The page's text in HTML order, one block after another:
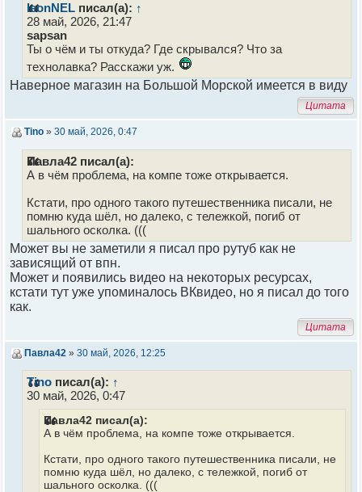
leonNEL писал(а): ↑
28 май, 2026, 21:47
sapsan
Ты о чём и ты откуда? Где скрывался? Что за
технолавка? Расскажи уж.
Наверное магазин на Большой Морской имеется в виду
Цитата
Tino » 30 май, 2026, 0:47
Павла42 писал(а):
А в чём проблема, на компе тоже открывается.
Кстати, про одного такого путешественника писали, не
помню куда шёл, но далеко, с тележкой, погиб от
шального осколка. (((
Может вы не заметили я писал про рутуб как не
зависящий от впн.
Может и появились видео на некоторых ресурсах,
кстати тут уже упоминалось ВКвидео, но я писал до того
как.
Цитата
Павла42 » 30 май, 2026, 12:25
Tino писал(а): ↑
30 май, 2026, 0:47
Павла42 писал(а):
А в чём проблема, на компе тоже открывается.
Кстати, про одного такого путешественника писали, не
помню куда шёл, но далеко, с тележкой, погиб от
шального осколка. (((